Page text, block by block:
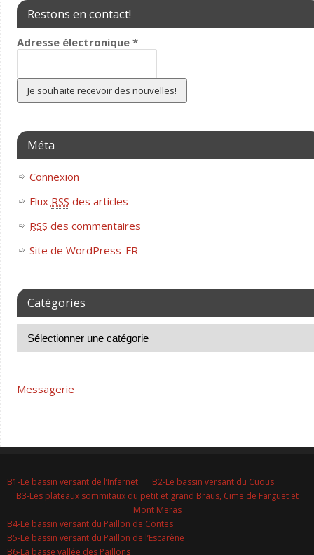
Restons en contact!
Adresse électronique *
Méta
Connexion
Flux RSS des articles
RSS des commentaires
Site de WordPress-FR
Catégories
Messagerie
B1-Le bassin versant de l’Infernet
B2-Le bassin versant du Cuous
B3-Les plateaux sommitaux du petit et grand Braus, Cime de Farguet et
Mont Meras
B4-Le bassin versant du Paillon de Contes
B5-Le bassin versant du Paillon de l’Escarène
B6-La basse vallée des Paillons